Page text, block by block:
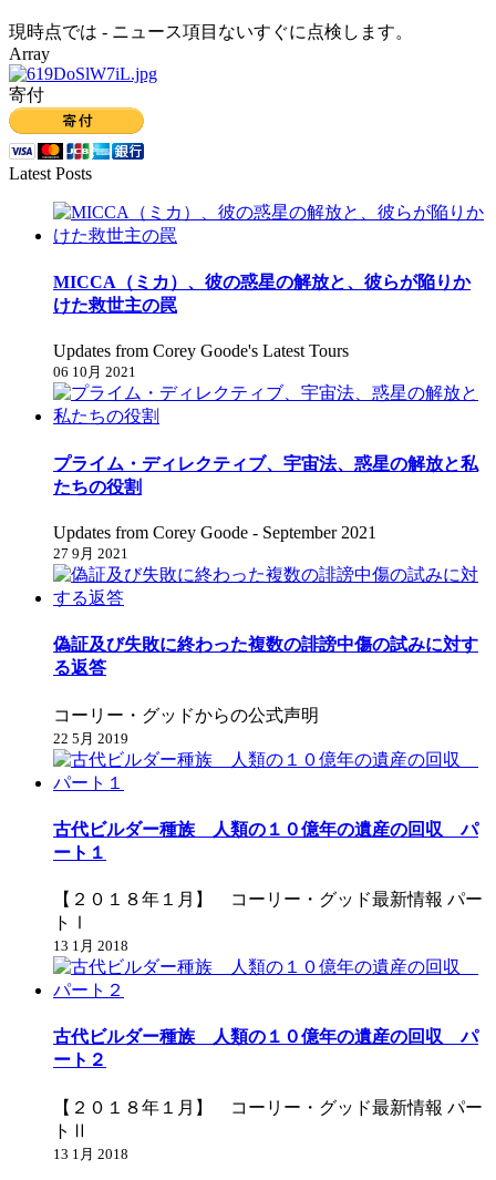
現時点では - ニュース項目ないすぐに点検します。
Array
寄付
Latest Posts
MICCA（ミカ）、彼の惑星の解放と、彼らが陥りか
けた救世主の罠
Updates from Corey Goode's Latest Tours
06 10月 2021
プライム・ディレクティブ、宇宙法、惑星の解放と私
たちの役割
Updates from Corey Goode - September 2021
27 9月 2021
偽証及び失敗に終わった複数の誹謗中傷の試みに対す
る返答
コーリー・グッドからの公式声明
22 5月 2019
古代ビルダー種族 人類の１０億年の遺産の回収 パ
ート１
【２０１８年１月】 コーリー・グッド最新情報 パー
トⅠ
13 1月 2018
古代ビルダー種族 人類の１０億年の遺産の回収 パ
ート２
【２０１８年１月】 コーリー・グッド最新情報 パー
トⅡ
13 1月 2018